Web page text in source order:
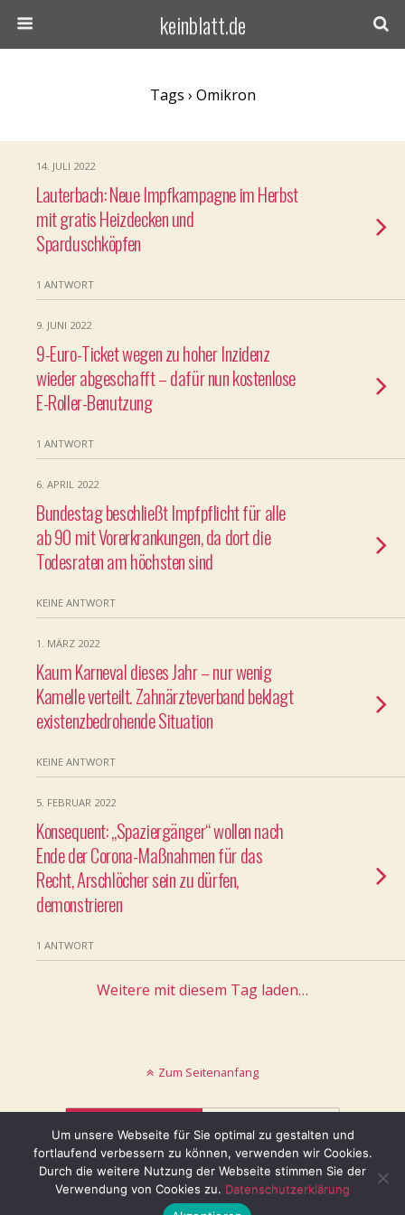
keinblatt.de
Tags › Omikron
14. JULI 2022
Lauterbach: Neue Impfkampagne im Herbst
mit gratis Heizdecken und
Sparduschköpfen
1 ANTWORT
9. JUNI 2022
9-Euro-Ticket wegen zu hoher Inzidenz
wieder abgeschafft – dafür nun kostenlose
E-Roller-Benutzung
1 ANTWORT
6. APRIL 2022
Bundestag beschließt Impfpflicht für alle
ab 90 mit Vorerkrankungen, da dort die
Todesraten am höchsten sind
KEINE ANTWORT
1. MÄRZ 2022
Kaum Karneval dieses Jahr – nur wenig
Kamelle verteilt. Zahnärzte­ver­band beklagt
existenz­bedrohende Situation
KEINE ANTWORT
5. FEBRUAR 2022
Konsequent: „Spaziergänger“ wollen nach
Ende der Corona-Maßnahmen für das
Recht, Arschlöcher sein zu dürfen,
demonstrieren
1 ANTWORT
Weitere mit diesem Tag laden…
Zum Seitenanfang
Mobil Desktop
© keinblatt.de
Um unsere Webseite für Sie optimal zu gestalten und
fortlaufend verbessern zu können, verwenden wir Cookies.
Durch die weitere Nutzung der Webseite stimmen Sie der
Verwendung von Cookies zu. Datenschutzerklärung